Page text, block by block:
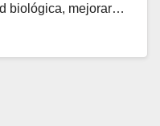
biológica, mejorar…